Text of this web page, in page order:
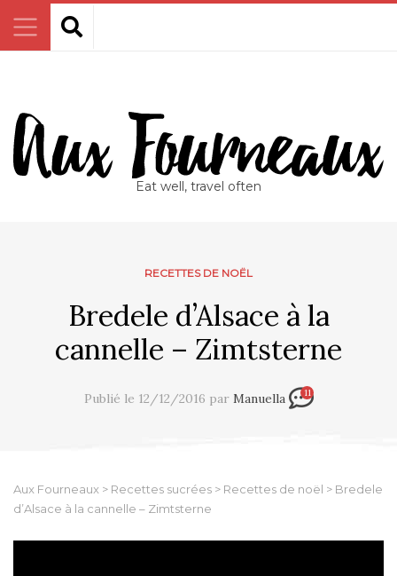
Eat well, travel often
RECETTES DE NOËL
Bredele d’Alsace à la
cannelle – Zimtsterne
Publié le 12/12/2016 par Manuella 11
Aux Fourneaux > Recettes sucrées > Recettes de noël > Bredele
d’Alsace à la cannelle – Zimtsterne